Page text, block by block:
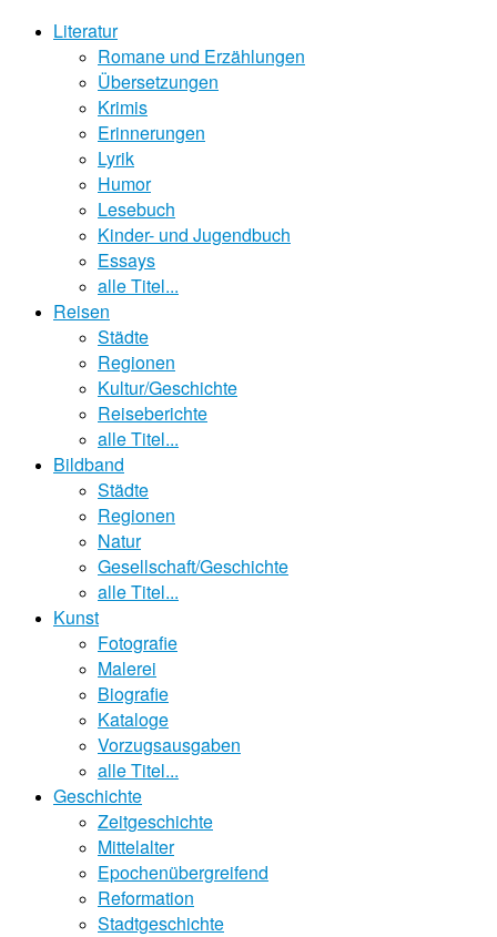
Literatur
Romane und Erzählungen
Übersetzungen
Krimis
Erinnerungen
Lyrik
Humor
Lesebuch
Kinder- und Jugendbuch
Essays
alle Titel...
Reisen
Städte
Regionen
Kultur/Geschichte
Reiseberichte
alle Titel...
Bildband
Städte
Regionen
Natur
Gesellschaft/Geschichte
alle Titel...
Kunst
Fotografie
Malerei
Biografie
Kataloge
Vorzugsausgaben
alle Titel...
Geschichte
Zeitgeschichte
Mittelalter
Epochenübergreifend
Reformation
Stadtgeschichte